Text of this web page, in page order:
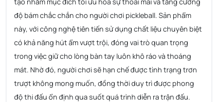
tạo nhằm mục đích tối ưu hóa sự thoải mái và tăng cường
độ bám chắc chắn cho người chơi pickleball. Sản phẩm
này, với công nghệ tiên tiến sử dụng chất liệu chuyên biệt
có khả năng hút ẩm vượt trội, đóng vai trò quan trọng
trong việc giữ cho lòng bàn tay luôn khô ráo và thoáng
mát. Nhờ đó, người chơi sẽ hạn chế được tình trạng trơn
trượt không mong muốn, đồng thời duy trì được phong
độ thi đấu ổn định qua suốt quá trình diễn ra trận đấu.